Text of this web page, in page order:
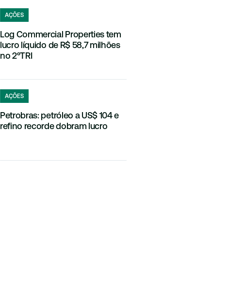
AÇÕES
Log Commercial Properties tem
lucro líquido de R$ 58,7 milhões
no 2ºTRI
AÇÕES
Petrobras: petróleo a US$ 104 e
refino recorde dobram lucro